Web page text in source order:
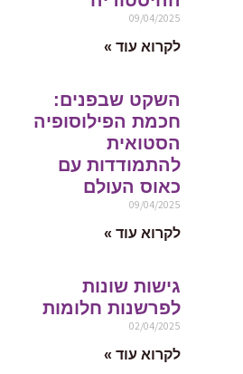
09/04/2025
לקרוא עוד »
השקט שבפנים:
חכמת הפילוסופיה
הסטואית
להתמודדות עם
כאוס העולם
09/04/2025
לקרוא עוד »
גישות שונות
לפרשנות חלומות
02/04/2025
לקרוא עוד »